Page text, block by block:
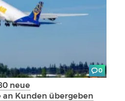
0
neue
an Kunden übergeben